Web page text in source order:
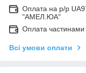
Оплата на р/р
"АМЕЛ.ЮА"
Оплата
Всі умови оплати